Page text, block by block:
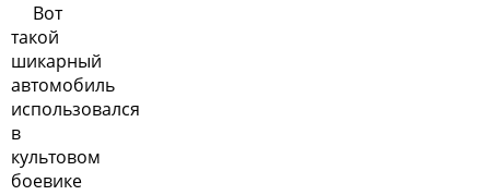
Вот
такой
шикарный
автомобиль
использовался
в
культовом
боевике